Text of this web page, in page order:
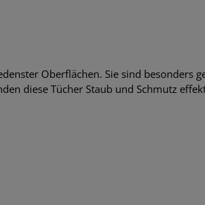
Oberflächen. Sie sind besonders
diese Tücher Staub und Schmutz